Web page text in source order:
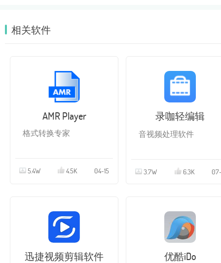
相关软件
AMR Player
格式转换专家
5.4W 4.5K 04-15
录咖轻编辑
音视频处理软件
3.7W 6.3K 07-
迅捷视频剪辑软件 优酷iDo